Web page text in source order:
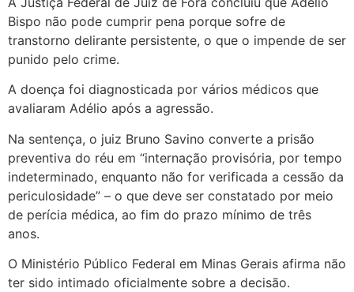
Bispo não pode cumprir pena porque sofre de
transtorno delirante persistente, o que o impende de ser
punido pelo crime.
A doença foi diagnosticada por vários médicos que
avaliaram Adélio após a agressão.
Na sentença, o juiz Bruno Savino converte a prisão
preventiva do réu em “internação provisória, por tempo
indeterminado, enquanto não for verificada a cessão da
periculosidade” – o que deve ser constatado por meio
de perícia médica, ao fim do prazo mínimo de três
anos.
O Ministério Público Federal em Minas Gerais afirma não
ter sido intimado oficialmente sobre a decisão.